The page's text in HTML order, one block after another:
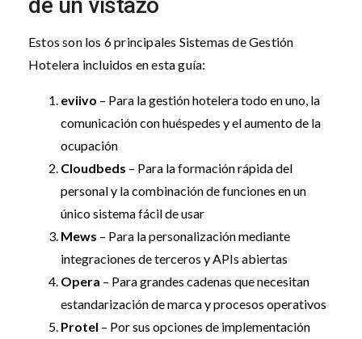
Estos son los 6 principales Sistemas de Gestión
Hotelera incluidos en esta guía:
eviivo – Para la gestión hotelera todo en uno, la
comunicación con huéspedes y el aumento de la
ocupación
Cloudbeds – Para la formación rápida del
personal y la combinación de funciones en un
único sistema fácil de usar
Mews – Para la personalización mediante
integraciones de terceros y APIs abiertas
Opera – Para grandes cadenas que necesitan
estandarización de marca y procesos operativos
Protel – Por sus opciones de implementación